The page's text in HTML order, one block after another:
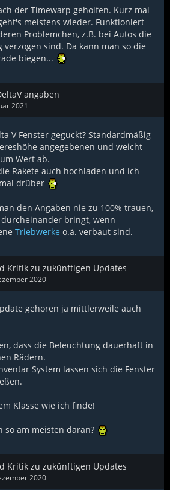
der Timewarp geholfen. Kurz mal
meistens wieder. Funktioniert
Problemchen, z.B. bei Autos die
verzogen sind. Da kann man so die
biegen...
angaben
2021
V Fenster geguckt? Standardmäßig
angegebenen und weicht
Wert ab.
Rakete auch hochladen und ich
drüber
den Angaben nie zu 100% trauen,
durcheinander bringt, wenn
Triebwerke o.ä. verbaut sind.
Kritik zu zukünftigen Updates
2020
gehören ja mittlerweile auch
dass die Beleuchtung dauerhaft in
Rädern.
System lassen sich die Fenster
Klasse wie ich finde!
so am meisten daran?
Kritik zu zukünftigen Updates
2020